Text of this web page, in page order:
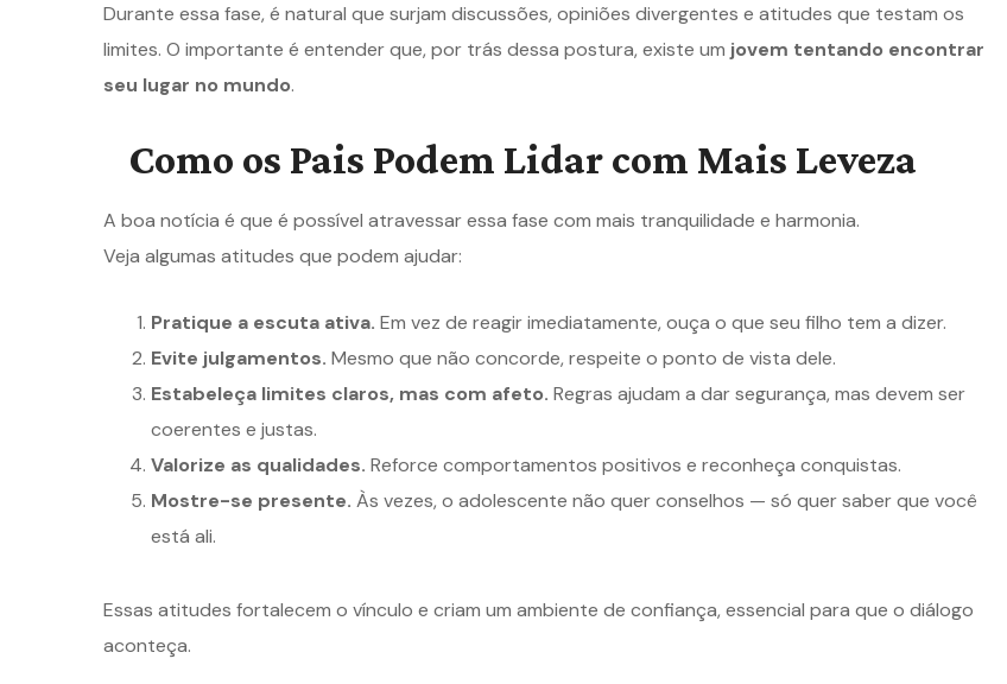
Durante essa fase, é natural que surjam discussões, opiniões divergentes e atitudes que testam os
limites. O importante é entender que, por trás dessa postura, existe um jovem tentando encontrar
seu lugar no mundo.
Como os Pais Podem Lidar com Mais Leveza
A boa notícia é que é possível atravessar essa fase com mais tranquilidade e harmonia.
Veja algumas atitudes que podem ajudar:
Pratique a escuta ativa. Em vez de reagir imediatamente, ouça o que seu filho tem a dizer.
Evite julgamentos. Mesmo que não concorde, respeite o ponto de vista dele.
Estabeleça limites claros, mas com afeto. Regras ajudam a dar segurança, mas devem ser
coerentes e justas.
Valorize as qualidades. Reforce comportamentos positivos e reconheça conquistas.
Mostre-se presente. Às vezes, o adolescente não quer conselhos — só quer saber que você
está ali.
Essas atitudes fortalecem o vínculo e criam um ambiente de confiança, essencial para que o diálogo
aconteça.